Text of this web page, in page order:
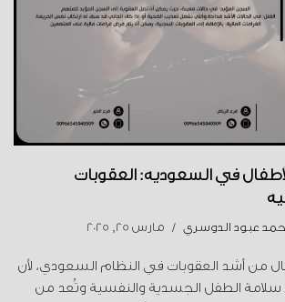
في السعودية: العقوبات
عبود الدوسري مارس 25, 2025
من أشد العقوبات في النظام السعودي، لأن
الطفل الجسدية والنفسية وتُعد من